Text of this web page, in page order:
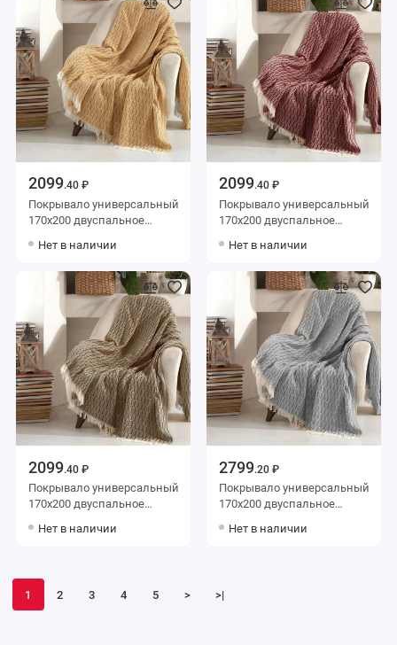
2099.40 ₽
Покрывало универсальный
170х200 двуспальное
Нет в наличии
2099.40 ₽
Покрывало универсальный
170х200 двуспальное
Нет в наличии
2099.40 ₽
Покрывало универсальный
170х200 двуспальное
Нет в наличии
2799.20 ₽
Покрывало универсальный
170х200 двуспальное
Нет в наличии
1 2 3 4 5 > >|